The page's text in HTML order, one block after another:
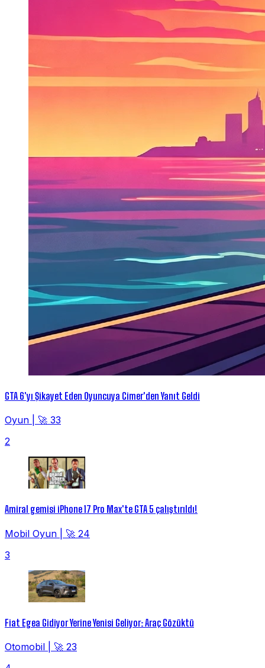
GTA 6'yı Şikayet Eden Oyuncuya Cimer'den Yanıt Geldi
Oyun
🚀 33
2
Amiral gemisi iPhone 17 Pro Max'te GTA 5 çalıştırıldı!
Mobil Oyun
🚀 24
3
Fiat Egea Gidiyor Yerine Yenisi Geliyor: Araç Gözüktü
Otomobil
🚀 23